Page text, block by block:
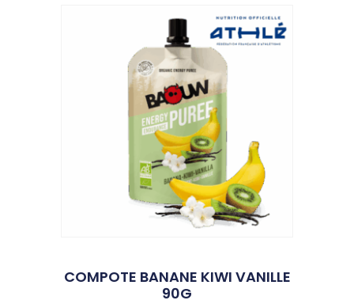
COMPOTE BANANE KIWI VANILLE
90G